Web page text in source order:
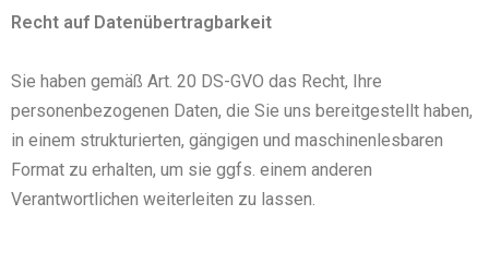
Recht auf Datenübertragbarkeit
Sie haben gemäß Art. 20 DS-GVO das Recht, Ihre
personenbezogenen Daten, die Sie uns bereitgestellt haben,
in einem strukturierten, gängigen und maschinenlesbaren
Format zu erhalten, um sie ggfs. einem anderen
Verantwortlichen weiterleiten zu lassen.